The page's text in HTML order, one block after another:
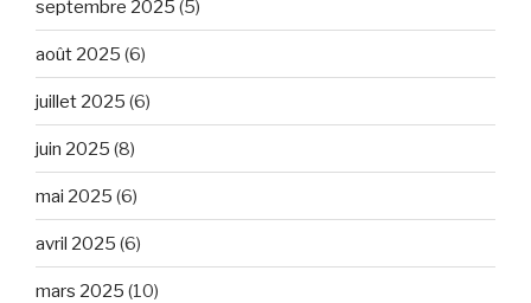
septembre 2025 (5)
août 2025 (6)
juillet 2025 (6)
juin 2025 (8)
mai 2025 (6)
avril 2025 (6)
mars 2025 (10)